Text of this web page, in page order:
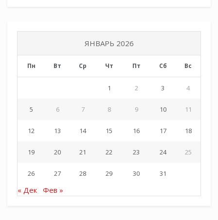
ЯНВАРЬ 2026
Пн Вт Ср Чт Пт Сб Вс
1 2 3 4
5 6 7 8 9 10 11
12 13 14 15 16 17 18
19 20 21 22 23 24 25
26 27 28 29 30 31
« Дек Фев »